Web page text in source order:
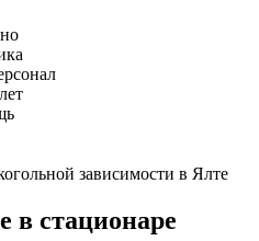
в стационаре